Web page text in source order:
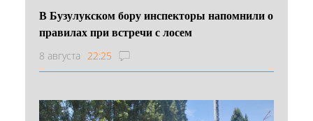
В Бузулукском бору инспекторы напомнили о
правилах при встречи с лосем
8 августа 22:25